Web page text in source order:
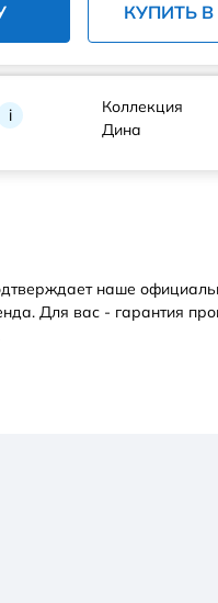
КУПИТЬ
i
Коллекция
Дина
наше
Для вас - гарантия